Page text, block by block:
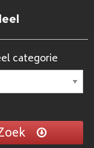
categorie